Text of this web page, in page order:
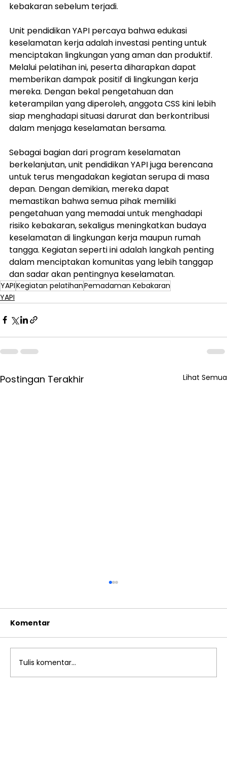
kebakaran sebelum terjadi.
Unit pendidikan YAPI percaya bahwa edukasi
keselamatan kerja adalah investasi penting untuk
menciptakan lingkungan yang aman dan produktif.
Melalui pelatihan ini, peserta diharapkan dapat
memberikan dampak positif di lingkungan kerja
mereka. Dengan bekal pengetahuan dan
keterampilan yang diperoleh, anggota CSS kini lebih
siap menghadapi situasi darurat dan berkontribusi
dalam menjaga keselamatan bersama.
Sebagai bagian dari program keselamatan
berkelanjutan, unit pendidikan YAPI juga berencana
untuk terus mengadakan kegiatan serupa di masa
depan. Dengan demikian, mereka dapat
memastikan bahwa semua pihak memiliki
pengetahuan yang memadai untuk menghadapi
risiko kebakaran, sekaligus meningkatkan budaya
keselamatan di lingkungan kerja maupun rumah
tangga. Kegiatan seperti ini adalah langkah penting
dalam menciptakan komunitas yang lebih tanggap
dan sadar akan pentingnya keselamatan.
YAPIKegiatan pelatihanPemadaman Kebakaran
YAPI
Postingan Terakhir Lihat Semua
Komentar
Tulis komentar...